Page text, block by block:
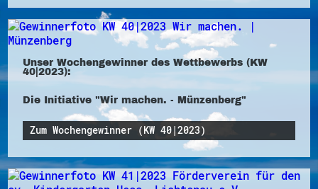
Unser Wochengewinner des Wettbewerbs (KW
40|2023):
Die Initiative "Wir machen. - Münzenberg"
Zum Wochengewinner (KW 40|2023)